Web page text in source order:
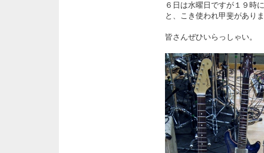
６日は水曜日ですが１９時
と、こき使われ甲斐があり
皆さんぜひいらっしゃい。